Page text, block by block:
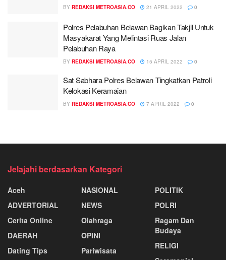
BY REDAKSI METROASIA.CO 21 APRIL 2022 0
Polres Pelabuhan Belawan Bagikan Takjil Untuk
Masyakarat Yang Melintasi Ruas Jalan
Pelabuhan Raya
BY REDAKSI METROASIA.CO 15 APRIL 2022 0
Sat Sabhara Polres Belawan Tingkatkan Patroli
Kelokasi Keramaian
BY REDAKSI METROASIA.CO 7 APRIL 2022 0
Jelajahi berdasarkan Kategori
Aceh
ADVERTORIAL
Cerita Online
DAERAH
Dating Tips
NASIONAL
NEWS
Olahraga
OPINI
Pariwisata
POLITIK
POLRI
Ragam Dan
Budaya
RELIGI